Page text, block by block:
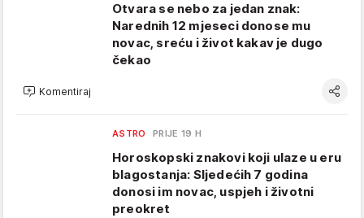
Otvara se nebo za jedan znak:
Narednih 12 mjeseci donose mu
novac, sreću i život kakav je dugo
čekao
Komentiraj
ASTRO PRIJE 19 H
Horoskopski znakovi koji ulaze u eru
blagostanja: Sljedećih 7 godina
donosi im novac, uspjeh i životni
preokret